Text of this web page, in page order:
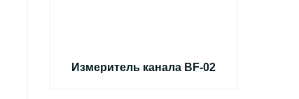
Измеритель канала BF-02